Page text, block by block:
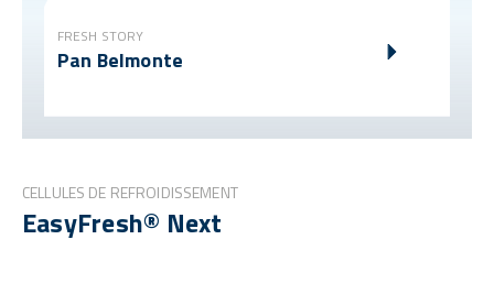
FRESH STORY
Pan Belmonte
CELLULES DE REFROIDISSEMENT
EasyFresh® Next